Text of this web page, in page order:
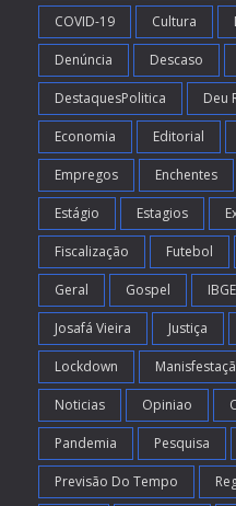
COVID-19 Cultura
Denúncia Descaso
DestaquesPolitica Deu
Economia Editorial
Empregos Enchentes
Estágio Estagios
Fiscalização Futebol
Geral Gospel IBGE
Josafá Vieira Justiça
Lockdown
Noticias Opiniao
Pandemia Pesquisa
Previsão Do Tempo